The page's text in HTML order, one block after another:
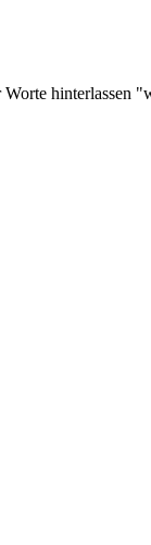
hinterlassen